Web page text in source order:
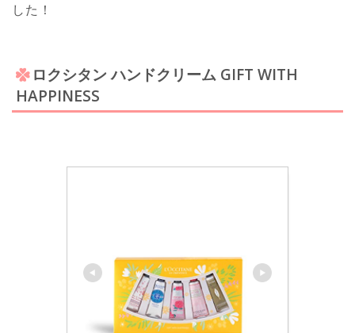
した！
ロクシタン ハンドクリーム GIFT WITH
HAPPINESS